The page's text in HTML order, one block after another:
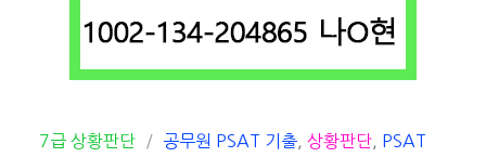
카
7급 상황판단
태
공무원 PSAT 기출, 상황판단, PSAT